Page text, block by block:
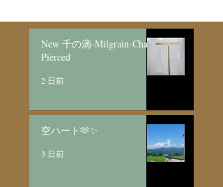
New 千の滴-Milgrain-Chain
Pierced
2 日前
空ハート🫶✨
3 日前